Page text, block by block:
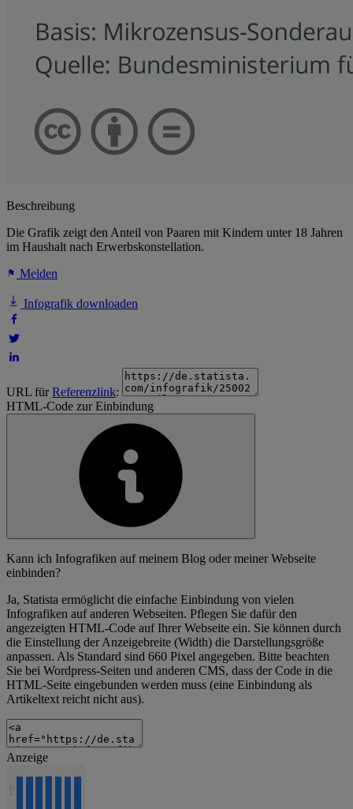
Beschreibung
Die Grafik zeigt den Anteil von Paaren mit Kindern unter 18 Jahren
im Haushalt nach Erwerbskonstellation.
Melden
Infografik downloaden
URL fürReferenzlink:
HTML-Code zur Einbindung
Kann ich Infografiken auf meinem Blog oder meiner Webseite
einbinden?
Ja, Statista ermöglicht die einfache Einbindung von vielen
Infografiken auf anderen Webseiten. Pflegen Sie dafür den
angezeigten HTML-Code auf Ihrer Webseite ein. Sie können durch
die Einstellung der Anzeigebreite (Width) die Darstellungsgröße
anpassen. Als Standard sind 660 Pixel angegeben. Bitte beachten
Sie bei Wordpress-Seiten und anderen CMS, dass der Code in die
HTML-Seite eingebunden werden muss (eine Einbindung als
Artikeltext reicht nicht aus).
Anzeige